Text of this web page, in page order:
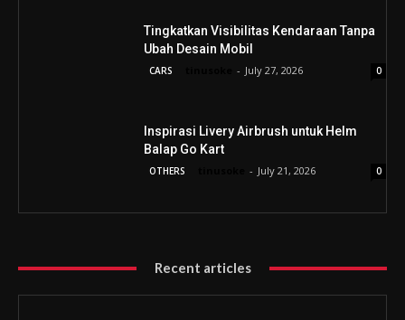
Tingkatkan Visibilitas Kendaraan Tanpa
Ubah Desain Mobil
CARS - July 27, 2026 0
Inspirasi Livery Airbrush untuk Helm
Balap Go Kart
OTHERS - July 21, 2026 0
Recent articles